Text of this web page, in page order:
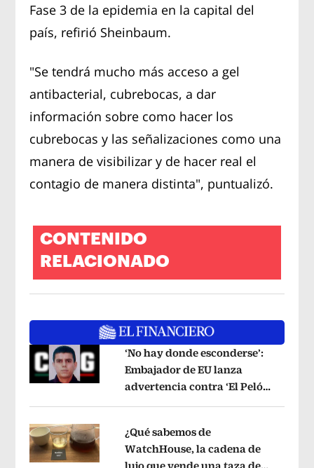
Fase 3 de la epidemia en la capital del
país, refirió Sheinbaum.
"Se tendrá mucho más acceso a gel
antibacterial, cubrebocas, a dar
información sobre como hacer los
cubrebocas y las señalizaciones como una
manera de visibilizar y de hacer real el
contagio de manera distinta", puntualizó.
CONTENIDO
RELACIONADO
Opens in new window
‘No hay donde esconderse’:
Embajador de EU lanza
advertencia contra ‘El Pelón’,
¿Qué sabemos de
WatchHouse, la cadena de
lujo que vende una taza de